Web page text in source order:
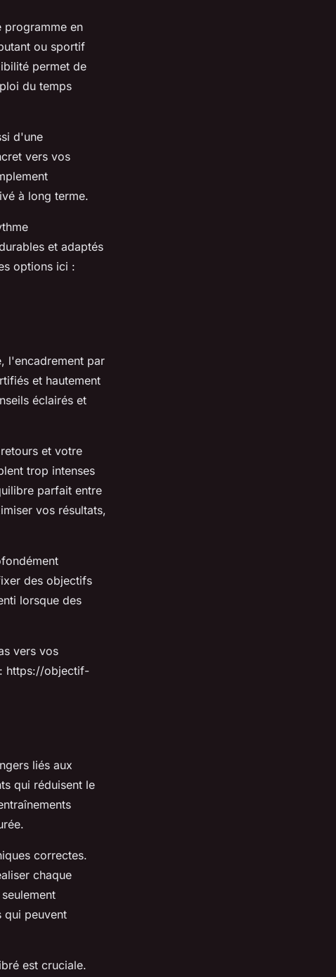
programme en
ou sportif
permet de
du temps
d'une
vers vos
à long terme.
et adaptés
options ici :
l'encadrement par
et hautement
éclairés et
et votre
trop intenses
parfait entre
vos résultats,
des objectifs
lorsque des
vers vos
https://objectif-
liés aux
qui réduisent le
correctes.
chaque
qui peuvent
est cruciale.